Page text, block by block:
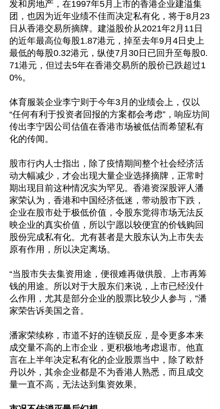
发和房地产，在1997年5月上市的香港企业建溢集
团，也因为近年业绩不佳而决定私有化，将于8月23
日从香港交易所摘牌。建溢股价从2021年2月11日
的近年最高位每股1.87港元，掉至去年9月4日史上
最低的每股0.32港元，纵使7月30日已回升至每股0.
71港元，但过去5年在香港交易所的股价已跌超过1
0%。
体育服装企业李宁则于今年3月的业绩会上，仅以
“任何有利于投资者回报的方案都会考虑”，响应坊间
传出李宁因公司估值在香港市场被低估而希望私有
化的传闻。
股市行内人士指出，除了疫情期间整个社会经济活
动大幅减少，才会出现大量企业选择摘牌，正常时
期出现目前这种情况实为罕见。香港资深股评人潘
家荣认为，香港和中国经济低迷，带动股市下跌，
企业在股市处于极低价值，令股东觉得市场无法反
映企业的真实价值，所以宁愿以较便宜的价钱购回
股份完成私有化。尤有甚者是大股东认为上市失去
原有作用，所以决定离场。
“当股市失去集资用途，便很难再做供股、上市再筹
钱的用途。所以对于大股东们来说，上市已经没什
么作用，尤其是部分企业的股票比较少人参与，”潘
家荣告诉美国之音。
潘家荣续称，市道不好的连锁反应，是令更多本来
成交量不高的上市企业，更积极地考虑退市。他直
言在上半年决定私有化的企业股票当中，除了欧舒
丹以外，其余企业都是不为香港人熟悉，而且成交
量一直不高，无法达到集资效果。